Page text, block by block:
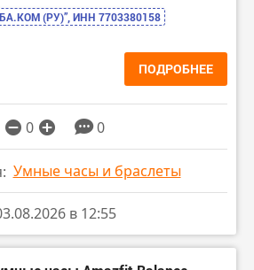
(РУ)”, ИНН 7703380158
ПОДРОБНЕЕ
0 0
Умные часы и браслеты
в 12:55